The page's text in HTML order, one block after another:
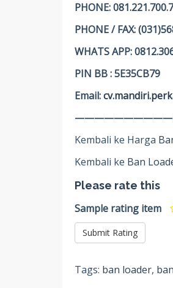
PHONE:
PHONE / FAX:
WHATS APP:
PIN BB : 5E35CB79
Email:
Kembali ke Harga
Kembali ke Ban
Please rate this
Sample rating item
Tags: ban loader,